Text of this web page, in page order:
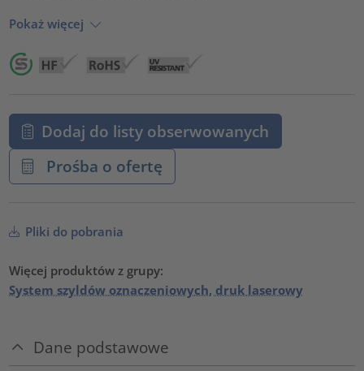
Pokaż więcej
Dodaj do listy obserwowanych
Prośba o ofertę
Pliki do pobrania
Więcej produktów z grupy:
System szyldów oznaczeniowych, druk laserowy
Dane podstawowe